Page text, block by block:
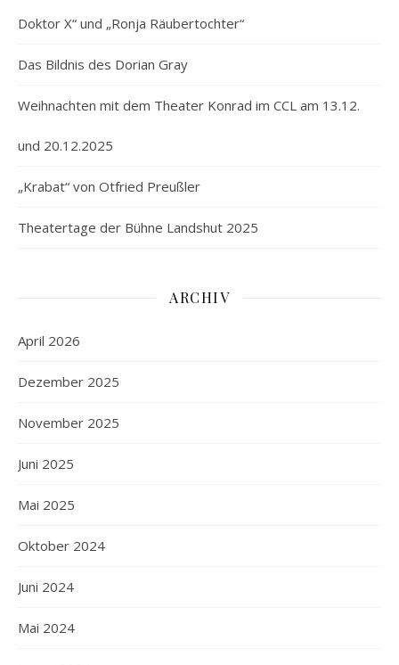
Doktor X“ und „Ronja Räubertochter“
Das Bildnis des Dorian Gray
Weihnachten mit dem Theater Konrad im CCL am 13.12.
und 20.12.2025
„Krabat“ von Otfried Preußler
Theatertage der Bühne Landshut 2025
ARCHIV
April 2026
Dezember 2025
November 2025
Juni 2025
Mai 2025
Oktober 2024
Juni 2024
Mai 2024